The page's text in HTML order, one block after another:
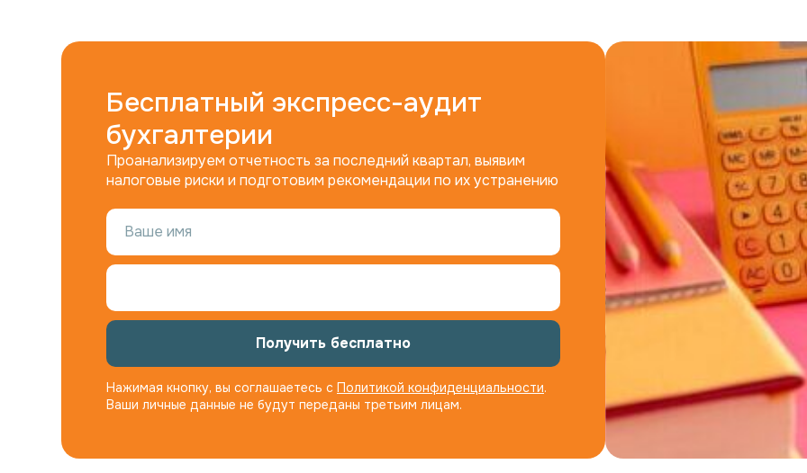
Бесплатный экспресс-аудит
бухгалтерии
Проанализируем отчетность за последний квартал, выявим
налоговые риски и подготовим рекомендации по их устранению
Получить бесплатно
Нажимая кнопку, вы соглашаетесь с Политикой конфиденциальности.
Ваши личные данные не будут переданы третьим лицам.